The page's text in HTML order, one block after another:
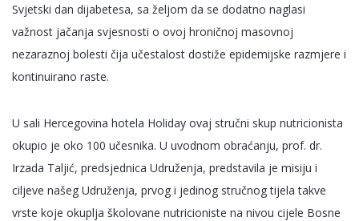
Svjetski dan dijabetesa, sa željom da se dodatno naglasi
važnost jačanja svjesnosti o ovoj hroničnoj masovnoj
nezaraznoj bolesti čija učestalost dostiže epidemijske razmjere i
kontinuirano raste.
U sali Hercegovina hotela Holiday ovaj stručni skup nutricionista
okupio je oko 100 učesnika. U uvodnom obraćanju, prof. dr.
Irzada Taljić, predsjednica Udruženja, predstavila je misiju i
ciljeve našeg Udruženja, prvog i jedinog stručnog tijela takve
vrste koje okuplja školovane nutricioniste na nivou cijele Bosne